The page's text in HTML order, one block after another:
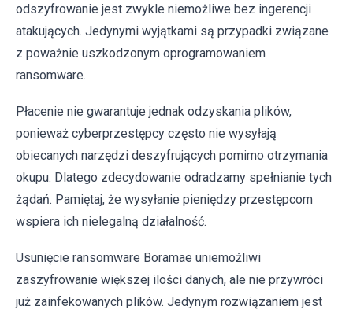
odszyfrowanie jest zwykle niemożliwe bez ingerencji
atakujących. Jedynymi wyjątkami są przypadki związane
z poważnie uszkodzonym oprogramowaniem
ransomware.
Płacenie nie gwarantuje jednak odzyskania plików,
ponieważ cyberprzestępcy często nie wysyłają
obiecanych narzędzi deszyfrujących pomimo otrzymania
okupu. Dlatego zdecydowanie odradzamy spełnianie tych
żądań. Pamiętaj, że wysyłanie pieniędzy przestępcom
wspiera ich nielegalną działalność.
Usunięcie ransomware Boramae uniemożliwi
zaszyfrowanie większej ilości danych, ale nie przywróci
już zainfekowanych plików. Jedynym rozwiązaniem jest